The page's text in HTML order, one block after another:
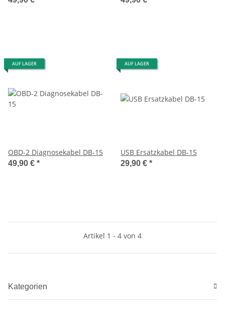
AUF LAGER
OBD-2 Diagnosekabel DB-15
49,90 € *
AUF LAGER
USB Ersatzkabel DB-15
29,90 € *
Artikel 1 - 4 von 4
Kategorien